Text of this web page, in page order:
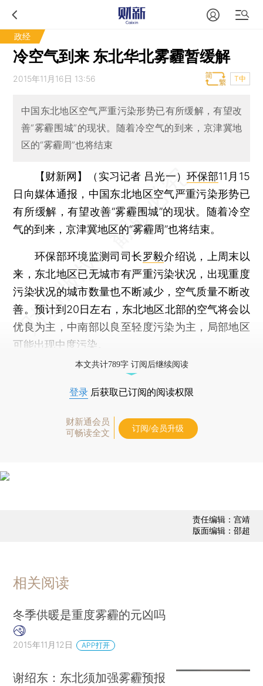
政经
冷空气到来 东北华北雾霾暂缓解
2015年11月16日 13:56 T中
中国东北地区空气严重污染形势已有所缓解，有望改
善“雾霾围城”的现状。随着冷空气的到来，京津冀地
区的“雾霾周”也将结束
【财新网】（实习记者 吕光一） 环保部11月15
日向媒体通报，中国东北地区空气严重污染形势已
有所缓解，有望改善“雾霾围城”的现状。随着冷空
气的到来，京津冀地区的“雾霾周”也将结束。
环保部环境监测司司长罗毅介绍说，上周末以
来，东北地区已无城市有严重污染状况，出现重度
污染状况的城市数量也不断减少，空气质量不断改
善。预计到20日左右，东北地区北部的空气将会以
优良为主，中南部以良至轻度污染为主，局部地区
可能出现中度污染。
本文共计789字 订阅后继续阅读
登录 后获取已订阅的阅读权限
财新通会员
可畅读全文
订阅/会员升级
责任编辑：宫靖
版面编辑：邵超
相关阅读
冬季供暖是重度雾霾的元凶吗
2015年11月12日 APP打开
谢绍东：东北须加强雾霾预报